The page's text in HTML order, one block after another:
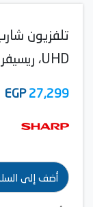
UHD، ريسيفر داخلي - 4T-C65FJ16EX
27,299
EGP
أضف إلى